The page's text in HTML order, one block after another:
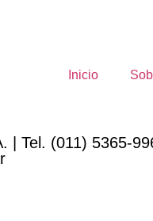
Inicio
| Tel. (011) 5365-